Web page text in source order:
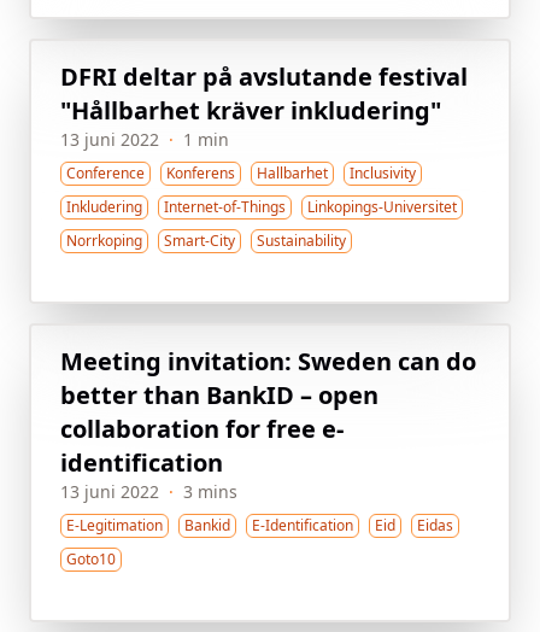
DFRI deltar på avslutande festival
"Hållbarhet kräver inkludering"
13 juni 2022 · 1 min
Conference Konferens Hallbarhet
Inclusivity
Inkludering
Internet-of-Things
Linkopings-Universitet
Norrkoping
Smart-City Sustainability
Meeting invitation: Sweden can do
better than BankID – open
collaboration for free e-
identification
13 juni 2022 · 3 mins
E-Legitimation Bankid E-Identification Eid
Eidas
Goto10